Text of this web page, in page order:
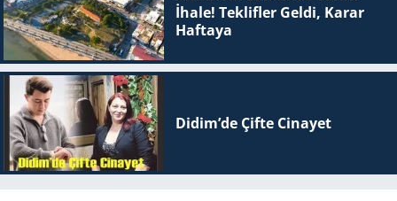
İhale! Teklifler Geldi, Karar
Haftaya
Didim’de Çifte Ci­na­yet